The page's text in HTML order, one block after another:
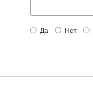
Да Нет